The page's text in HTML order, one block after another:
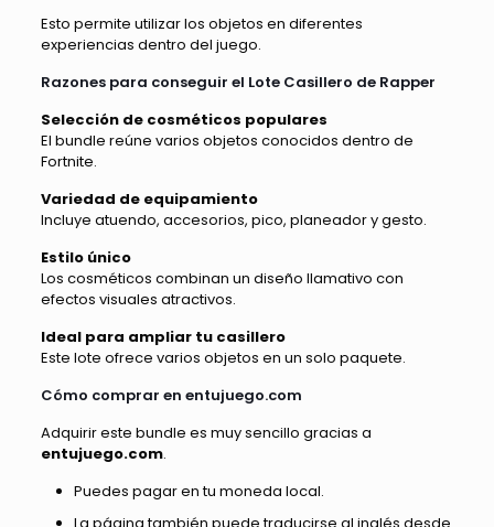
Esto permite utilizar los objetos en diferentes
experiencias dentro del juego.
Razones para conseguir el Lote Casillero de Rapper
Selección de cosméticos populares
El bundle reúne varios objetos conocidos dentro de
Fortnite.
Variedad de equipamiento
Incluye atuendo, accesorios, pico, planeador y gesto.
Estilo único
Los cosméticos combinan un diseño llamativo con
efectos visuales atractivos.
Ideal para ampliar tu casillero
Este lote ofrece varios objetos en un solo paquete.
Cómo comprar en entujuego.com
Adquirir este bundle es muy sencillo gracias a
entujuego.com.
Puedes pagar en tu moneda local.